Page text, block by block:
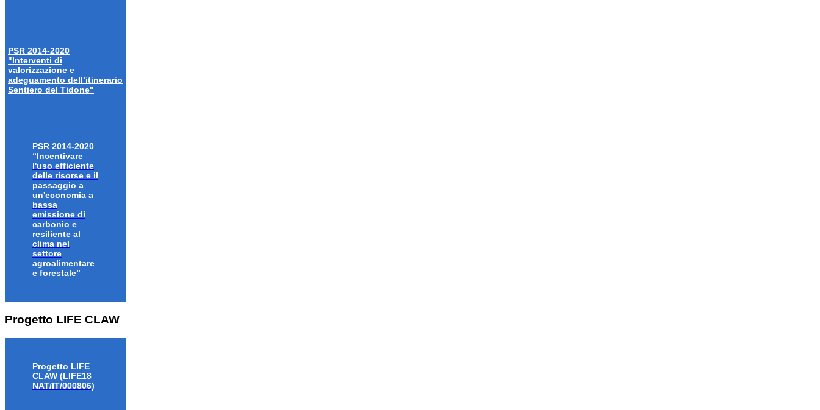
PSR 2014-2020
"Interventi di
valorizzazione e
adeguamento dell’itinerario
Sentiero del Tidone"
PSR 2014-2020
“Incentivare
l'uso efficiente
delle risorse e il
passaggio a
un'economia a
bassa
emissione di
carbonio e
resiliente al
clima nel
settore
agroalimentare
e forestale”
Progetto LIFE CLAW
Progetto LIFE
CLAW (LIFE18
NAT/IT/000806)